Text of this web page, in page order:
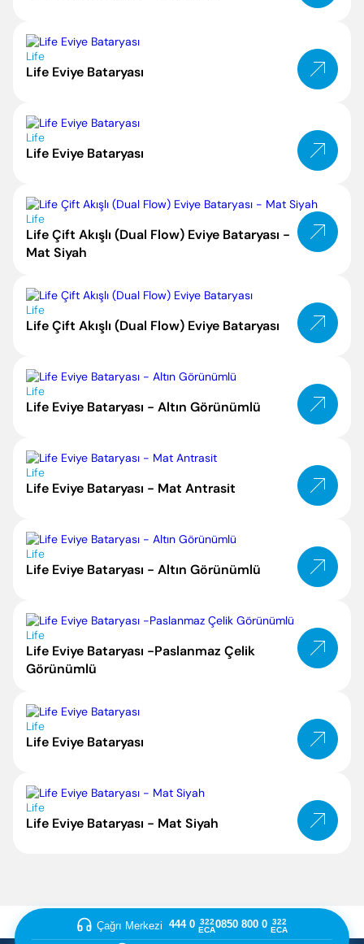
Enter’a basıp arayabilir veya ESC ile kapatabilirsiniz
Life
Life Eviye Bataryası
Life
Life Eviye Bataryası
Life
Life Çift Akışlı (Dual Flow) Eviye Bataryası -
Mat Siyah
Life
Life Çift Akışlı (Dual Flow) Eviye Bataryası
Life
Life Eviye Bataryası - Altın Görünümlü
Life
Life Eviye Bataryası - Mat Antrasit
Life
Life Eviye Bataryası - Altın Görünümlü
Life
Life Eviye Bataryası -Paslanmaz Çelik
Görünümlü
Life
Life Eviye Bataryası
Life
Life Eviye Bataryası - Mat Siyah
Çağrı Merkezi 444 0 322
ECA0850 800 0 322
ECA